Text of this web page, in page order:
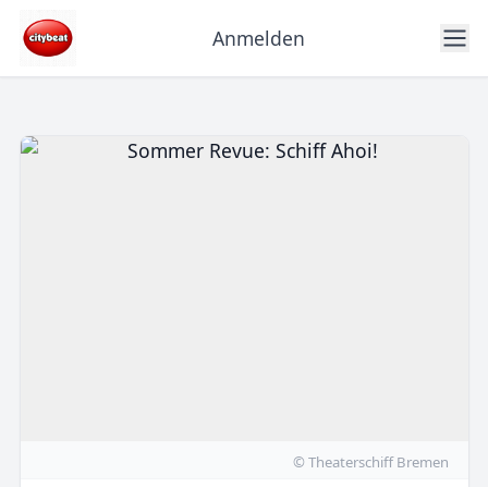
Anmelden
© Theaterschiff Bremen